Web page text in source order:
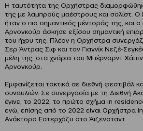
Η ταυτότητα της Ορχήστρας
της με λαμπρούς μαέστρους και σολίστ. Ο
ήταν ο πιο σημαντικός μέντοράς της, και
Αρνονκούρ άσκησε εξίσου σημαντική
του ήχου της. Πλέον η Ορχήστρα
Σερ Άντρας Σιφ και τον Γιαννίκ Νεζέ-
μέλη της, στα χνάρια του Μπέρναρντ
Αρνονκούρ.
Εμφανίζεται τακτικά σε διεθνή φεστιβάλ
συναυλιών. Σε συνεργασία με τη Διεθνή
έγινε, το 2022, το πρώτο σχήμα in
ενώ, επίσης από το 2022 είναι Ορχήστρα
Ανάκτορο Εστερχάζυ στο Άιζενσταντ.